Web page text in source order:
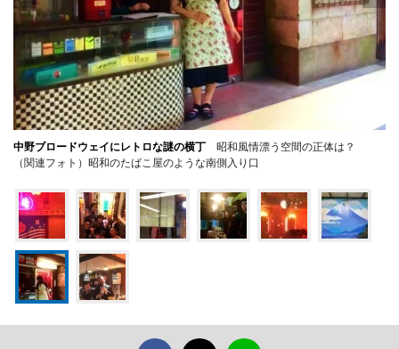
中野ブロードウェイにレトロな謎の横丁 昭和風情漂う空間の正体は？
（関連フォト）昭和のたばこ屋のような南側入り口